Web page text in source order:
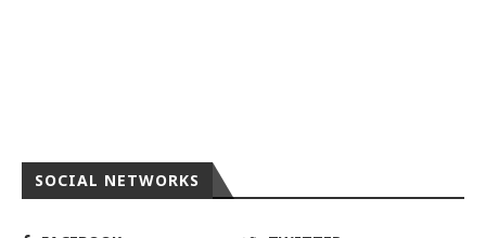
SOCIAL NETWORKS